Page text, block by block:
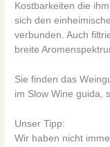
Kostbarkeiten die
sich den
verbunden. Auch
breite
Sie finden das
im Slow Wine guida,
Unser Tipp:
Wir haben nicht